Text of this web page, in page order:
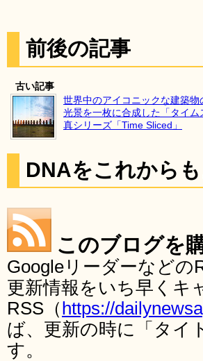
前後の記事
古い記事
世界中のアイコニックな建築物
光景を一枚に合成した「タイム
真シリーズ「Time Sliced」
DNAをこれから
このブログを
Googleリーダーなど
更新情報をいち早くキ
RSS（ https://
ば、更新の時に「タイ
す。